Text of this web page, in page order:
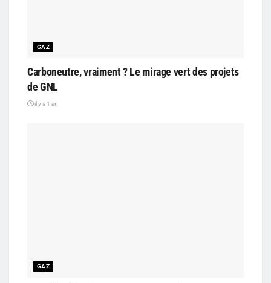
GAZ
Carboneutre, vraiment ? Le mirage vert des projets
de GNL
il y a 1 an
GAZ